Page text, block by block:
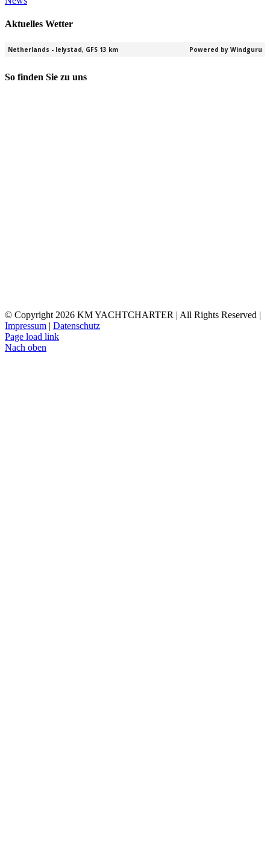
Aktuelles Wetter
So finden Sie zu uns
© Copyright 2026 KM YACHTCHARTER | All Rights Reserved |
Impressum | Datenschutz
Page load link
Nach oben